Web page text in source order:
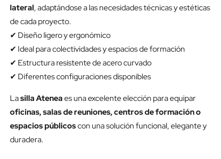
lateral, adaptándose a las necesidades técnicas y estéticas
de cada proyecto.
✔ Diseño ligero y ergonómico
✔ Ideal para colectividades y espacios de formación
✔ Estructura resistente de acero curvado
✔ Diferentes configuraciones disponibles
Lasilla Ateneaes una excelente elección para equipar
oficinas, salas de reuniones, centros de formación o
espacios públicoscon una solución funcional, elegante y
duradera.